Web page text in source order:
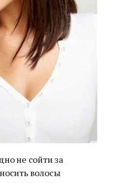
не сойти за
волосы